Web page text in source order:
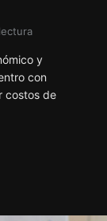
y
con
costos de